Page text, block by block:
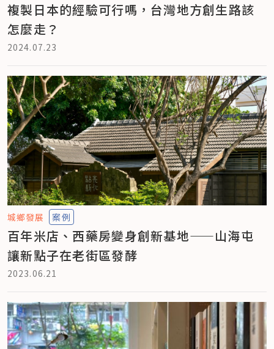
複製日本的經驗可行嗎，台灣地方創生路該
怎麼走？
2024.07.23
城鄉發展 案例
百年米店、西藥房變身創新基地——山海屯
讓新點子在老街區發酵
2023.06.21